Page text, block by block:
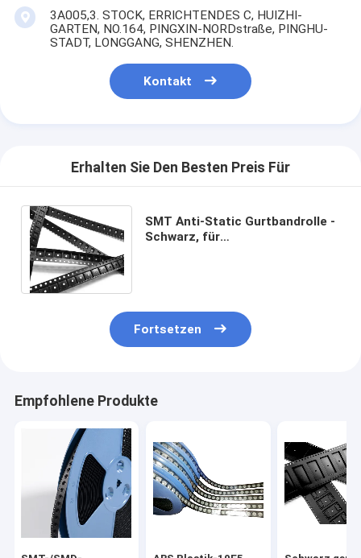
3A005,3. STOCK, ERRICHTENDES C, HUIZHI-
GARTEN, NO.164, PINGXIN-NORDstraße, PINGHU-
STADT, LONGGANG, SHENZHEN.
Kontakt
Erhalten Sie Den Besten Preis Für
SMT Anti-Static Gurtbandrolle -
Schwarz, für
Fortsetzen
Empfohlene Produkte